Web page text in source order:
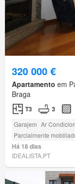
320 000 €
Apartamento em
Braga
T3 3
Garajem Ar
Parcialmente
Há 18 dias
IDEALISTA.PT